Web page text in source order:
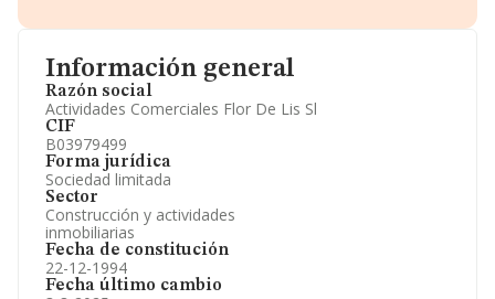
Información general
Razón social
Actividades Comerciales Flor De Lis Sl
CIF
B03979499
Forma jurídica
Sociedad limitada
Sector
Construcción y actividades
inmobiliarias
Fecha de constitución
22-12-1994
Fecha último cambio
Información oficial y registral complementaria.